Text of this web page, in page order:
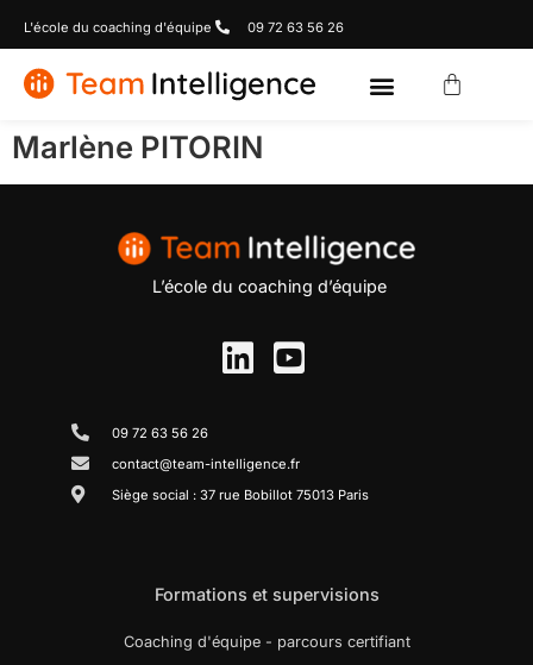
L'école du coaching d'équipe 09 72 63 56 26
Marlène PITORIN
L’école du coaching d’équipe
09 72 63 56 26
contact@team-intelligence.fr
Siège social : 37 rue Bobillot 75013 Paris
Formations et supervisions
Coaching d'équipe - parcours certifiant